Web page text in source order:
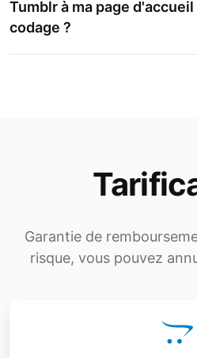
Tumblr à ma page
codage ?
Garantie de
risque, vous pouvez